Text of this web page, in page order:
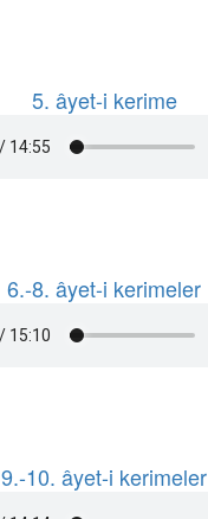
5. âyet-i kerime
6.-8. âyet-i kerimeler
9.-10. âyet-i kerimeler